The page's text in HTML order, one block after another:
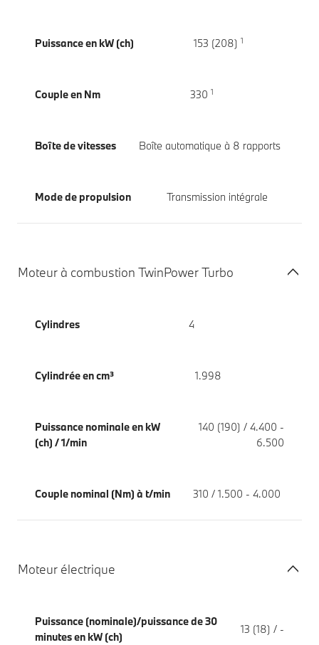
Puissance en kW (ch) 153 (208) 1
Couple en Nm 330 1
Boîte de vitesses Boîte automatique à 8 rapports
Mode de propulsion Transmission intégrale
Moteur à combustion TwinPower Turbo
Cylindres 4
Cylindrée en cm³ 1.998
Puissance nominale en kW
(ch) / 1/min
140 (190) / 4.400 -
6.500
Couple nominal (Nm) à t/min 310 / 1.500 - 4.000
Moteur électrique
Puissance (nominale)/puissance de 30
minutes en kW (ch)
13 (18) / -